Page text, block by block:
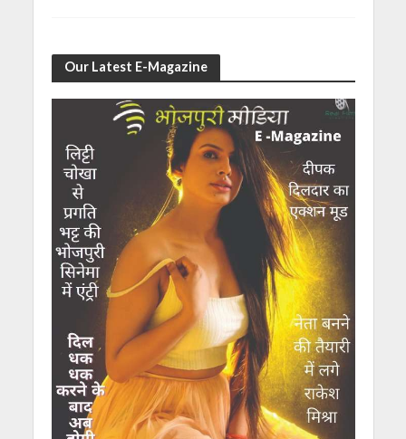
Our Latest E-Magazine